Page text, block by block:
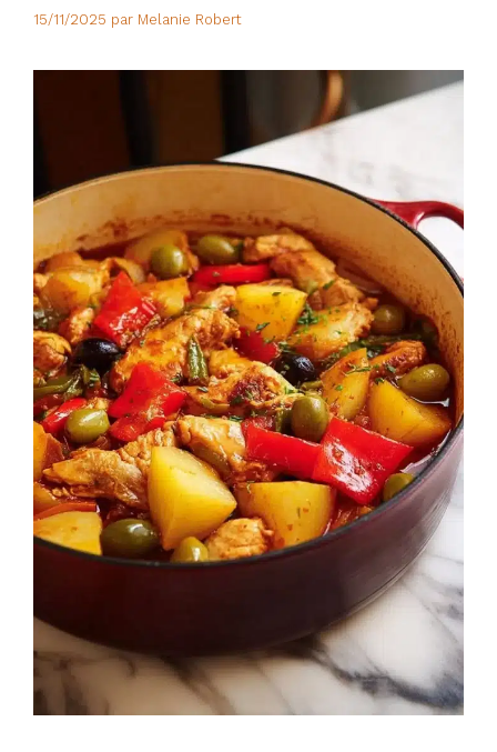
15/11/2025 par Melanie Robert